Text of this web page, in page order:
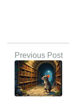
Previous Post